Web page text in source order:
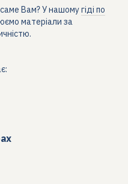
саме Вам? У нашомугіді по
матеріали за